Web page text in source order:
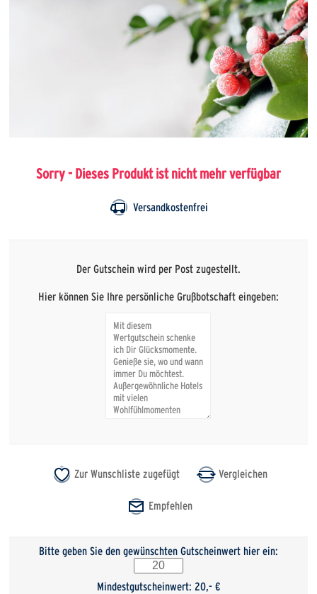
Sorry - Dieses Produkt ist nicht mehr verfügbar
Versandkostenfrei
Der Gutschein wird per Post zugestellt.
Hier können Sie Ihre persönliche Grußbotschaft eingeben:
Bitte geben Sie den gewünschten Gutscheinwert hier ein:
Mindestgutscheinwert: 20,- €